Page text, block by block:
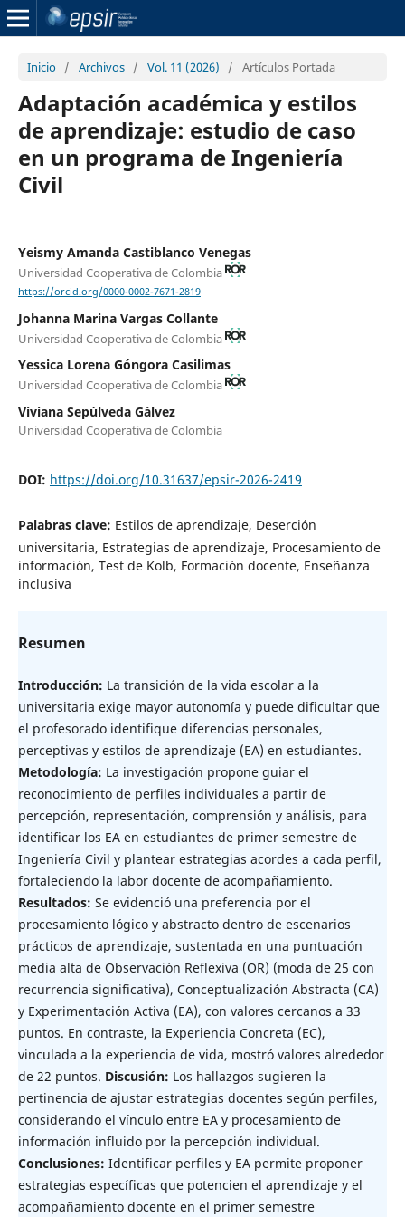
Inicio / Archivos / Vol. 11 (2026) / Artículos Portada
Adaptación académica y estilos
de aprendizaje: estudio de caso
en un programa de Ingeniería
Civil
Yeismy Amanda Castiblanco Venegas
Universidad Cooperativa de Colombia
https://orcid.org/0000-0002-7671-2819
Johanna Marina Vargas Collante
Universidad Cooperativa de Colombia
Yessica Lorena Góngora Casilimas
Universidad Cooperativa de Colombia
Viviana Sepúlveda Gálvez
Universidad Cooperativa de Colombia
DOI: https://doi.org/10.31637/epsir-2026-2419
Palabras clave: Estilos de aprendizaje, Deserción
universitaria, Estrategias de aprendizaje, Procesamiento de
información, Test de Kolb, Formación docente, Enseñanza
inclusiva
Resumen
Introducción: La transición de la vida escolar a la
universitaria exige mayor autonomía y puede dificultar que
el profesorado identifique diferencias personales,
perceptivas y estilos de aprendizaje (EA) en estudiantes.
Metodología: La investigación propone guiar el
reconocimiento de perfiles individuales a partir de
percepción, representación, comprensión y análisis, para
identificar los EA en estudiantes de primer semestre de
Ingeniería Civil y plantear estrategias acordes a cada perfil,
fortaleciendo la labor docente de acompañamiento.
Resultados: Se evidenció una preferencia por el
procesamiento lógico y abstracto dentro de escenarios
prácticos de aprendizaje, sustentada en una puntuación
media alta de Observación Reflexiva (OR) (moda de 25 con
recurrencia significativa), Conceptualización Abstracta (CA)
y Experimentación Activa (EA), con valores cercanos a 33
puntos. En contraste, la Experiencia Concreta (EC),
vinculada a la experiencia de vida, mostró valores alrededor
de 22 puntos. Discusión: Los hallazgos sugieren la
pertinencia de ajustar estrategias docentes según perfiles,
considerando el vínculo entre EA y procesamiento de
información influido por la percepción individual.
Conclusiones: Identificar perfiles y EA permite proponer
estrategias específicas que potencien el aprendizaje y el
acompañamiento docente en el primer semestre